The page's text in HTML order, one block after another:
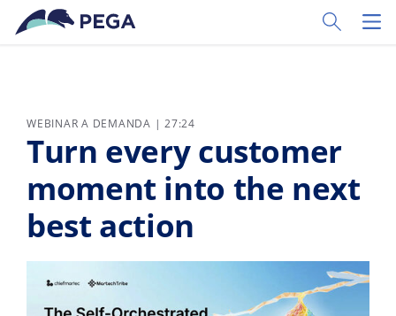
Ir al contenido principal
Toggle
WEBINAR A DEMANDA | 27:24
Turn every customer
moment into the next
best action